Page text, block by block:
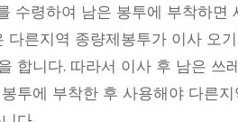
수령하여 남은 봉투에 부착하면
다른지역 종량제봉투가 이사 오
합니다. 따라서 이사 후 남은 쓰
투에 부착한 후 사용해야 다른